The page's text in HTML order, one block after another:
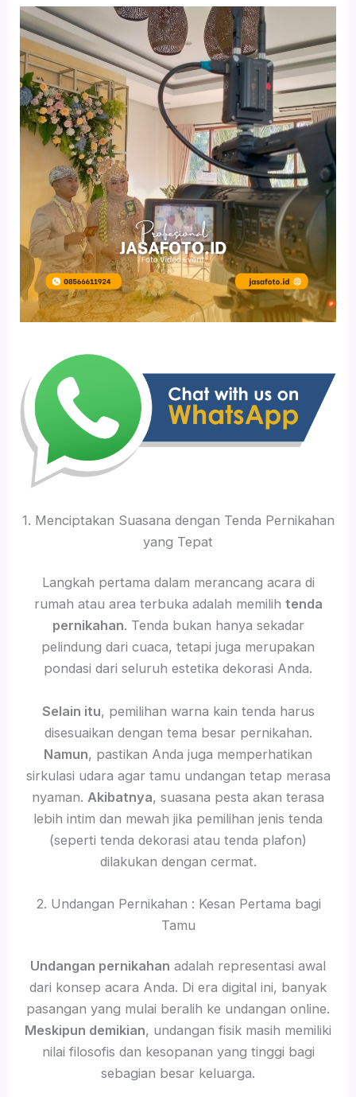
1. Menciptakan Suasana dengan Tenda Pernikahan
yang Tepat
Langkah pertama dalam merancang acara di
rumah atau area terbuka adalah memilih tenda
pernikahan. Tenda bukan hanya sekadar
pelindung dari cuaca, tetapi juga merupakan
pondasi dari seluruh estetika dekorasi Anda.
Selain itu, pemilihan warna kain tenda harus
disesuaikan dengan tema besar pernikahan.
Namun, pastikan Anda juga memperhatikan
sirkulasi udara agar tamu undangan tetap merasa
nyaman. Akibatnya, suasana pesta akan terasa
lebih intim dan mewah jika pemilihan jenis tenda
(seperti tenda dekorasi atau tenda plafon)
dilakukan dengan cermat.
2. Undangan Pernikahan : Kesan Pertama bagi
Tamu
Undangan pernikahan adalah representasi awal
dari konsep acara Anda. Di era digital ini, banyak
pasangan yang mulai beralih ke undangan online.
Meskipun demikian, undangan fisik masih memiliki
nilai filosofis dan kesopanan yang tinggi bagi
sebagian besar keluarga.